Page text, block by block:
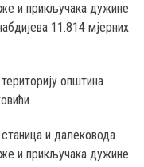
и прикључака дужине
11.814 мјерних
општина
и далековода
и прикључака дужине